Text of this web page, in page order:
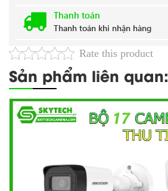
Thanh toán
Thanh toán khi nhận hàng
Rate this product
Sản phẩm liên quan: